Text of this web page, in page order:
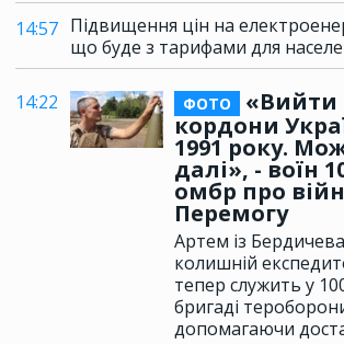
14:57 Підвищення цін на
що буде з тарифами для
14:22 ФОТО
«Вийти
кордони
1991 року.
далі», - воїн
омбр про
Перемогу
Артем із
колишній
тепер служить у
бригаді
допомагаючи